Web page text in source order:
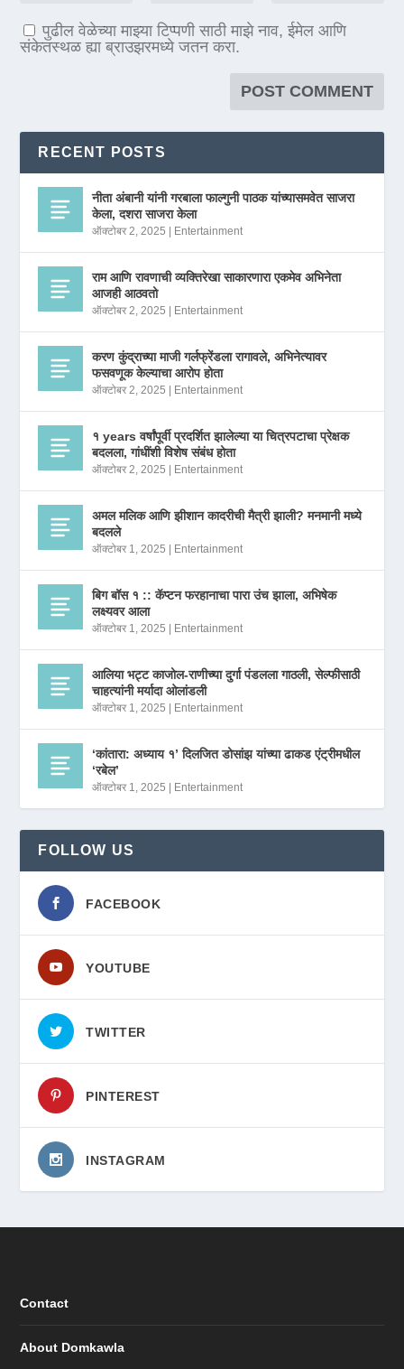
पुढील वेळेच्या माझ्या टिप्पणी साठी माझे नाव, ईमेल आणि
संकेतस्थळ ह्या ब्राउझरमध्ये जतन करा.
RECENT POSTS
नीता अंबानी यांनी गरबाला फाल्गुनी पाठक यांच्यासमवेत साजरा
केला, दशरा साजरा केला
ऑक्टोबर 2, 2025 Entertainment
राम आणि रावणाची व्यक्तिरेखा साकारणारा एकमेव अभिनेता
आजही आठवतो
ऑक्टोबर 2, 2025 Entertainment
करण कुंद्राच्या माजी गर्लफ्रेंडला रागावले, अभिनेत्यावर
फसवणूक केल्याचा आरोप होता
ऑक्टोबर 2, 2025 Entertainment
१ years वर्षांपूर्वी प्रदर्शित झालेल्या या चित्रपटाचा प्रेक्षक
बदलला, गांधींशी विशेष संबंध होता
ऑक्टोबर 2, 2025 Entertainment
अमल मलिक आणि झीशान कादरीची मैत्री झाली? मनमानी मध्ये
बदलले
ऑक्टोबर 1, 2025 Entertainment
बिग बॉस १ :: कॅप्टन फरहानाचा पारा उंच झाला, अभिषेक
लक्ष्यवर आला
ऑक्टोबर 1, 2025 Entertainment
आलिया भट्ट काजोल-राणीच्या दुर्गा पंडलला गाठली, सेल्फीसाठी
चाहत्यांनी मर्यादा ओलांडली
ऑक्टोबर 1, 2025 Entertainment
‘कांतारा: अध्याय १’ दिलजित डोसांझ यांच्या ढाकड एंट्रीमधील
‘रबेल’
ऑक्टोबर 1, 2025 Entertainment
FOLLOW US
FACEBOOK
YOUTUBE
TWITTER
PINTEREST
INSTAGRAM
Contact
About Domkawla